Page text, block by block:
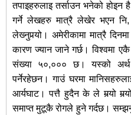
तपाइहरुलाइ तर्साउन भनेको होइन
गर्ने लेखहरु मात्रै लेखेर भएन
लेख्‍नुपर्‍यो। अमेरीकामा मात्रै
कारण ज्यान जाने गर्छ। विश्वमा
संख्या ५०,००० छ। यस्को अर्थ
पर्नेरहेछन। गाउं घरमा
आर्यघाट। पत्तै हुदैन के ले मर्‍यो
समाप्त मुटूकै रोगले हुने गर्दछ।